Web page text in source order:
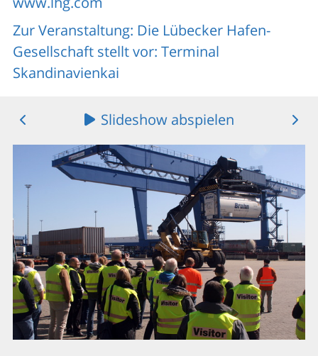
Zur Veranstaltung: Die Lübecker Hafen-
Gesellschaft stellt vor: Terminal
Skandinavienkai
Slideshow abspielen